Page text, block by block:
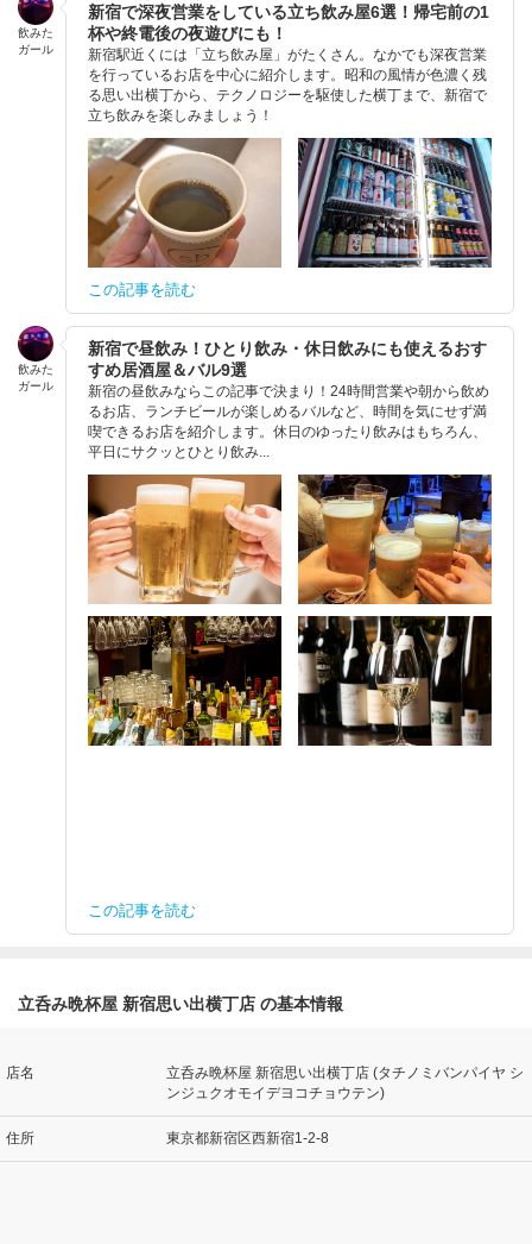
飲みた
ガール
新宿で深夜営業をしている立ち飲み屋6選！帰宅前の1
杯や終電後の夜遊びにも！
新宿駅近くには「立ち飲み屋」がたくさん。なかでも深夜営業
を行っているお店を中心に紹介します。昭和の風情が色濃く残
る思い出横丁から、テクノロジーを駆使した横丁まで、新宿で
立ち飲みを楽しみましょう！
この記事を読む
飲みた
ガール
新宿で昼飲み！ひとり飲み・休日飲みにも使えるおす
すめ居酒屋＆バル9選
新宿の昼飲みならこの記事で決まり！24時間営業や朝から飲め
るお店、ランチビールが楽しめるバルなど、時間を気にせず満
喫できるお店を紹介します。休日のゆったり飲みはもちろん、
平日にサクッとひとり飲み...
この記事を読む
立呑み晩杯屋 新宿思い出横丁店 の基本情報
店名
立呑み晩杯屋 新宿思い出横丁店 (タチノミバンパイヤ シ
ンジュクオモイデヨコチョウテン)
住所 東京都新宿区西新宿1-2-8